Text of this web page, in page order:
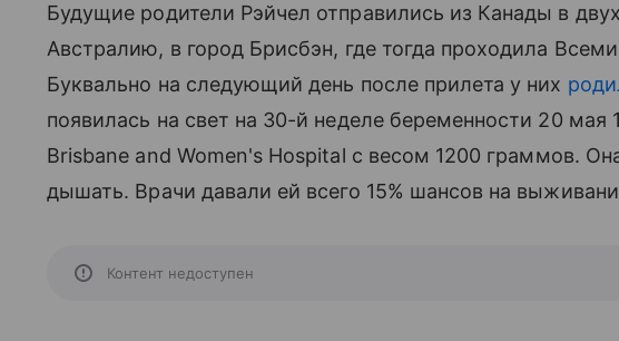
Будущие родители Рэйчел отправились из Канады в
Австралию, в город Брисбэн, где тогда проходила
Буквально на следующий день после прилета у них
появилась на свет на 30-й неделе беременности 20 мая
Brisbane and Women's Hospital с весом 1200 граммов.
дышать. Врачи давали ей всего 15% шансов на
Контент недоступен